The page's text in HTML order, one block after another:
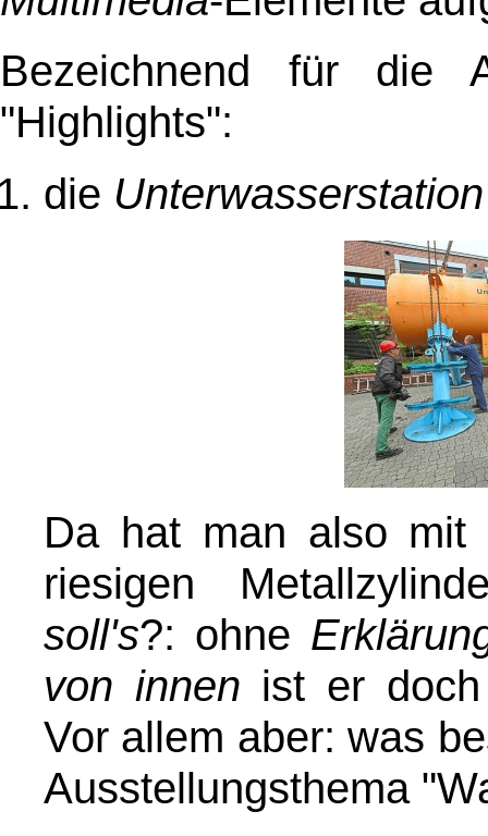
Bezeichnend für die
"Highlights":
die Unterwasserstation
Da hat man also mit
riesigen
soll's?: ohne
von innen ist er
Vor allem aber: was
Ausstellungsthema